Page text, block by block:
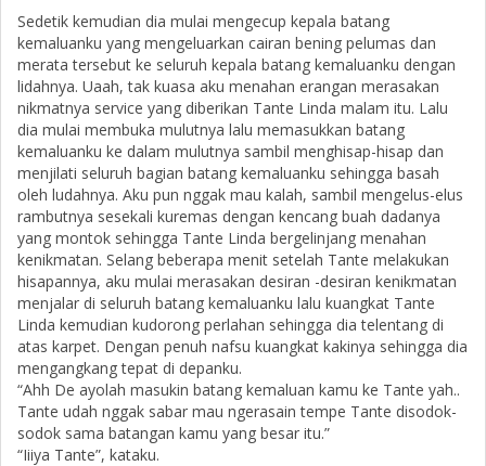
Sedetik kemudian dia mulai mengecup kepala batang
kemaluanku yang mengeluarkan cairan bening pelumas dan
merata tersebut ke seluruh kepala batang kemaluanku dengan
lidahnya. Uaah, tak kuasa aku menahan erangan merasakan
nikmatnya service yang diberikan Tante Linda malam itu. Lalu
dia mulai membuka mulutnya lalu memasukkan batang
kemaluanku ke dalam mulutnya sambil menghisap-hisap dan
menjilati seluruh bagian batang kemaluanku sehingga basah
oleh ludahnya. Aku pun nggak mau kalah, sambil mengelus-elus
rambutnya sesekali kuremas dengan kencang buah dadanya
yang montok sehingga Tante Linda bergelinjang menahan
kenikmatan. Selang beberapa menit setelah Tante melakukan
hisapannya, aku mulai merasakan desiran -desiran kenikmatan
menjalar di seluruh batang kemaluanku lalu kuangkat Tante
Linda kemudian kudorong perlahan sehingga dia telentang di
atas karpet. Dengan penuh nafsu kuangkat kakinya sehingga dia
mengangkang tepat di depanku.
“Ahh De ayolah masukin batang kemaluan kamu ke Tante yah..
Tante udah nggak sabar mau ngerasain tempe Tante disodok-
sodok sama batangan kamu yang besar itu.”
“Iiiya Tante”, kataku.